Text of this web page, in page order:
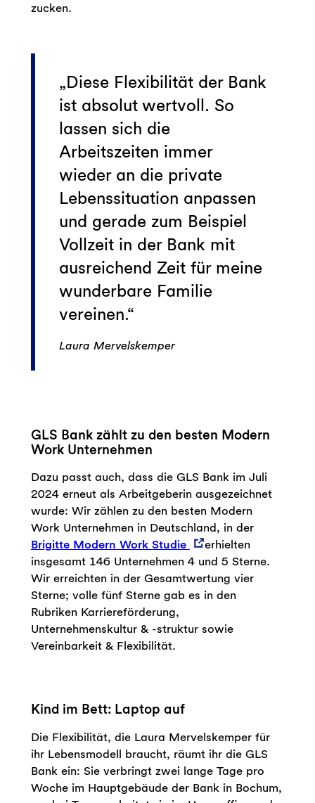
zucken.
Diese Flexibilität der Bank
ist absolut wertvoll. So
lassen sich die
Arbeitszeiten immer
wieder an die private
Lebenssituation anpassen
und gerade zum Beispiel
Vollzeit in der Bank mit
ausreichend Zeit für meine
wunderbare Familie
vereinen.
Laura Mervelskemper
GLS Bank zählt zu den besten Modern
Work Unternehmen
Dazu passt auch, dass die GLS Bank im Juli
2024 erneut als Arbeitgeberin ausgezeichnet
wurde: Wir zählen zu den besten Modern
Work Unternehmen in Deutschland, in der
Brigitte Modern Work Studie
erhielten
insgesamt 146 Unternehmen 4 und 5 Sterne.
Wir erreichten in der Gesamtwertung vier
Sterne; volle fünf Sterne gab es in den
Rubriken Karriereförderung,
Unternehmenskultur & -struktur sowie
Vereinbarkeit & Flexibilität.
Kind im Bett: Laptop auf
Die Flexibilität, die Laura Mervelskemper für
ihr Lebensmodell braucht, räumt ihr die GLS
Bank ein: Sie verbringt zwei lange Tage pro
Woche im Hauptgebäude der Bank in Bochum,